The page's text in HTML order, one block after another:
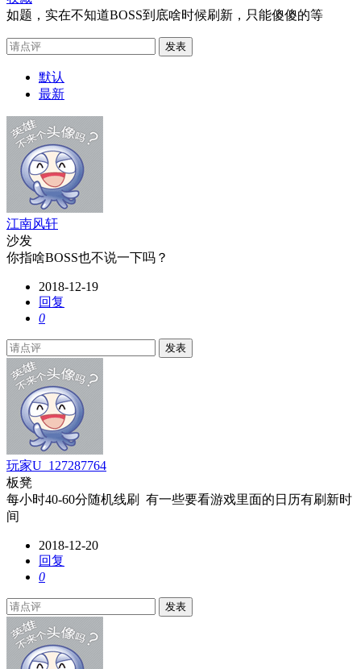
如题，实在不知道BOSS到底啥时候刷新，只能傻傻的等
发表
默认
最新
江南风轩
沙发
你指啥BOSS也不说一下吗？
2018-12-19
回复
0
发表
玩家U_127287764
板凳
每小时40-60分随机线刷 有一些要看游戏里面的日历有刷新时
间
2018-12-20
回复
0
发表